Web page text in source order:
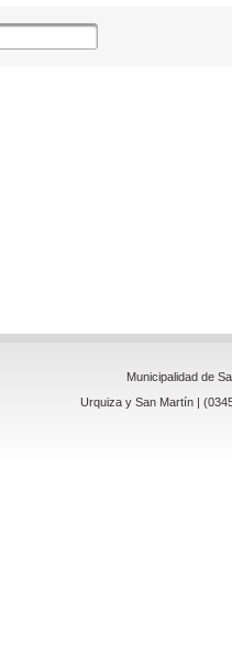
Municipalidad de
Urquiza y San Martín |